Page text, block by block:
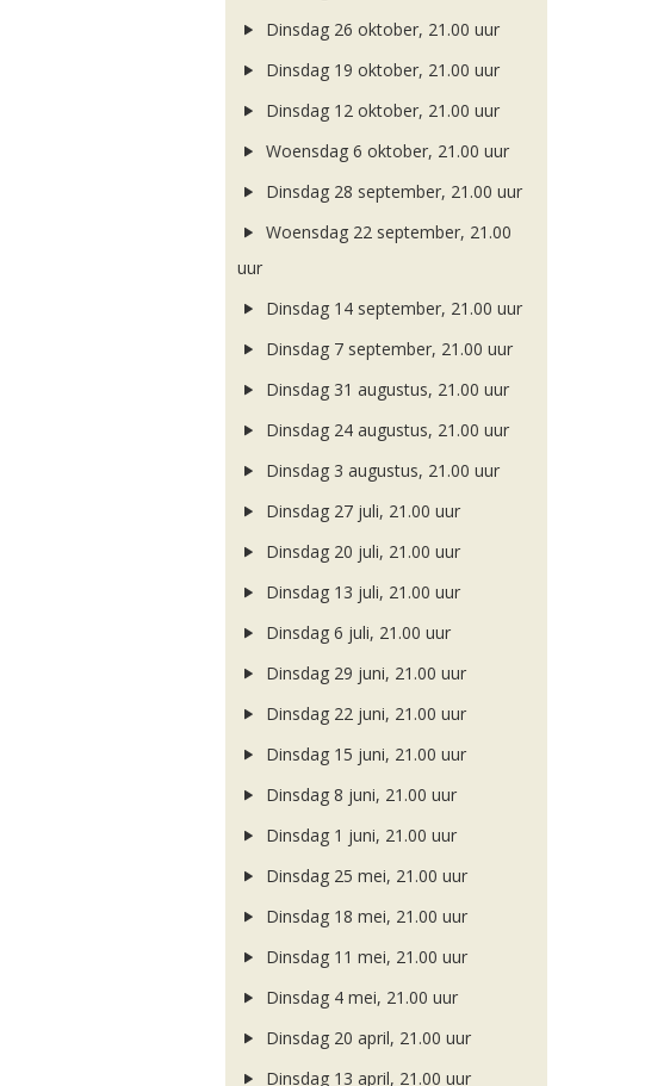
Dinsdag 26 oktober, 21.00 uur
Dinsdag 19 oktober, 21.00 uur
Dinsdag 12 oktober, 21.00 uur
Woensdag 6 oktober, 21.00 uur
Dinsdag 28 september, 21.00 uur
Woensdag 22 september, 21.00
uur
Dinsdag 14 september, 21.00 uur
Dinsdag 7 september, 21.00 uur
Dinsdag 31 augustus, 21.00 uur
Dinsdag 24 augustus, 21.00 uur
Dinsdag 3 augustus, 21.00 uur
Dinsdag 27 juli, 21.00 uur
Dinsdag 20 juli, 21.00 uur
Dinsdag 13 juli, 21.00 uur
Dinsdag 6 juli, 21.00 uur
Dinsdag 29 juni, 21.00 uur
Dinsdag 22 juni, 21.00 uur
Dinsdag 15 juni, 21.00 uur
Dinsdag 8 juni, 21.00 uur
Dinsdag 1 juni, 21.00 uur
Dinsdag 25 mei, 21.00 uur
Dinsdag 18 mei, 21.00 uur
Dinsdag 11 mei, 21.00 uur
Dinsdag 4 mei, 21.00 uur
Dinsdag 20 april, 21.00 uur
Dinsdag 13 april, 21.00 uur